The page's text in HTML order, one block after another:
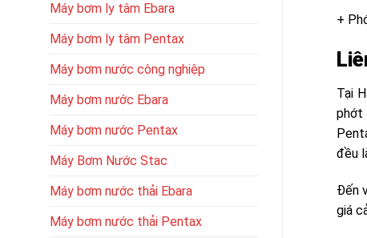
Máy bơm ly tâm Ebara
Máy bơm ly tâm Pentax
Máy bơm nước công nghiệp
Máy bơm nước Ebara
Máy bơm nước Pentax
Máy Bơm Nước Stac
Máy bơm nước thải Ebara
Máy bơm nước thải Pentax
+
Tại
phớt
đều
Đến
giá